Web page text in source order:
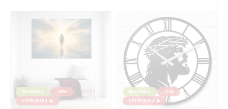
Dřevěný obraz Ježíše - Božské Srdce
Předem namontovaný háček na druhé straně obrazu
Přehledný návod na montáž
NOVINKA
-26%
VÝPRODEJ 🔥
NOVINKA
-25%
VÝPRODEJ 🔥